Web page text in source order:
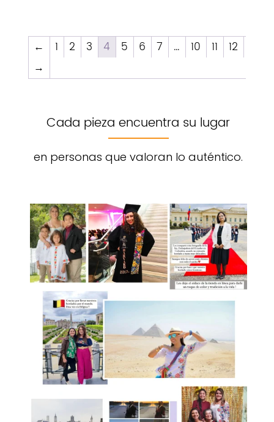
← 1 2 3 4 5 6 7 … 10 11
12
→
Cada pieza encuentra su lugar
en personas que valoran lo auténtico.